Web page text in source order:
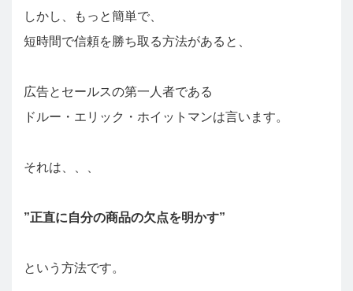
しかし、もっと簡単で、
短時間で信頼を勝ち取る方法があると、
広告とセールスの第一人者である
ドルー・エリック・ホイットマンは言います。
それは、、、
”正直に自分の商品の欠点を明かす”
という方法です。